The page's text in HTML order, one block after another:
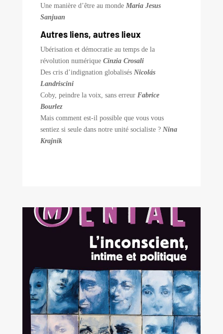
Une manière d’être au monde Maria Jesus
Sanjuan
Autres liens, autres lieux
Ubérisation et démocratie au temps de la
révolution numérique Cinzia Crosali
Des cris d’indignation globalisés Nicolás
Landriscini
Coby, peindre la voix, sans erreur Fabrice
Bourlez
Mais comment est-il possible que vous vous
sentiez si seule dans notre unité socialiste ? Nina
Krajnik